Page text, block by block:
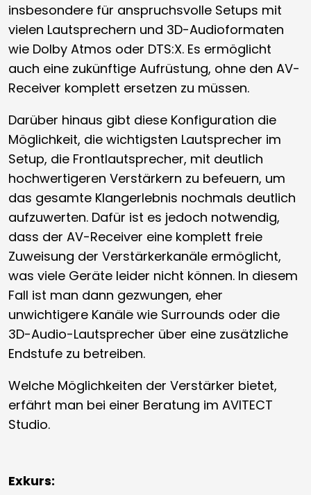
insbesondere für anspruchsvolle Setups mit
vielen Lautsprechern und 3D-Audioformaten
wie Dolby Atmos oder DTS:X. Es ermöglicht
auch eine zukünftige Aufrüstung, ohne den AV-
Receiver komplett ersetzen zu müssen.
Darüber hinaus gibt diese Konfiguration die
Möglichkeit, die wichtigsten Lautsprecher im
Setup, die Frontlautsprecher, mit deutlich
hochwertigeren Verstärkern zu befeuern, um
das gesamte Klangerlebnis nochmals deutlich
aufzuwerten. Dafür ist es jedoch notwendig,
dass der AV-Receiver eine komplett freie
Zuweisung der Verstärkerkanäle ermöglicht,
was viele Geräte leider nicht können. In diesem
Fall ist man dann gezwungen, eher
unwichtigere Kanäle wie Surrounds oder die
3D-Audio-Lautsprecher über eine zusätzliche
Endstufe zu betreiben.
Welche Möglichkeiten der Verstärker bietet,
erfährt man bei einer Beratung im AVITECT
Studio.
Exkurs: